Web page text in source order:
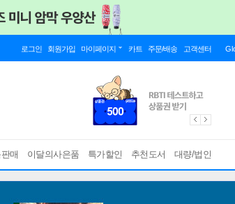
로그인 회원가입 마이페이지 카트 주문/배송 고객센터
매 이달의사은품 특가할인 추천도서 대량/법인